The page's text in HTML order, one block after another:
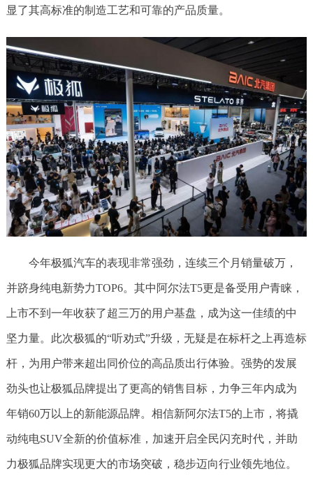
显了其高标准的制造工艺和可靠的产品质量。
今年极狐汽车的表现非常强劲，连续三个月销量破万，
并跻身纯电新势力TOP6。其中阿尔法T5更是备受用户青睐，
上市不到一年收获了超三万的用户基盘，成为这一佳绩的中
坚力量。此次极狐的“听劝式”升级，无疑是在标杆之上再造标
杆，为用户带来超出同价位的高品质出行体验。强势的发展
劲头也让极狐品牌提出了更高的销售目标，力争三年内成为
年销60万以上的新能源品牌。相信新阿尔法T5的上市，将撬
动纯电SUV全新的价值标准，加速开启全民闪充时代，并助
力极狐品牌实现更大的市场突破，稳步迈向行业领先地位。